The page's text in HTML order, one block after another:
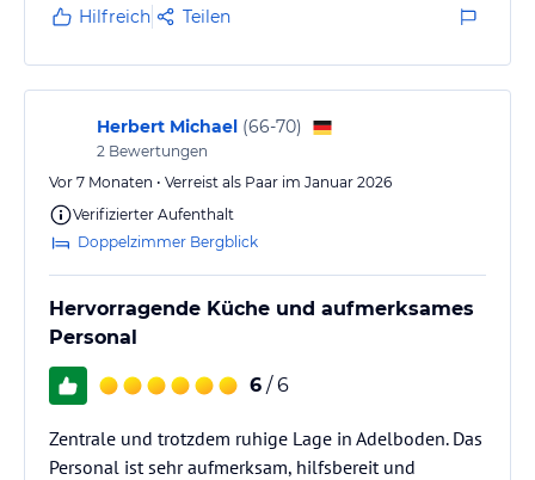
Hilfreich Teilen
Herbert Michael (66-70)
2 Bewertungen
Vor 7 Monaten • Verreist als Paar im Januar 2026
Verifizierter Aufenthalt
Doppelzimmer Bergblick
Hervorragende Küche und aufmerksames
Personal
6 / 6
Zentrale und trotzdem ruhige Lage in Adelboden. Das
Personal ist sehr aufmerksam, hilfsbereit und